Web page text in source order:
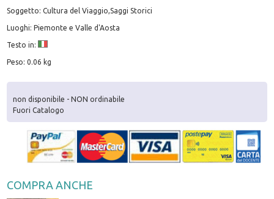
Soggetto: Cultura del Viaggio,Saggi Storici
Luoghi: Piemonte e Valle d'Aosta
Testo in:
Peso: 0.06 kg
non disponibile - NON ordinabile
Fuori Catalogo
COMPRA ANCHE